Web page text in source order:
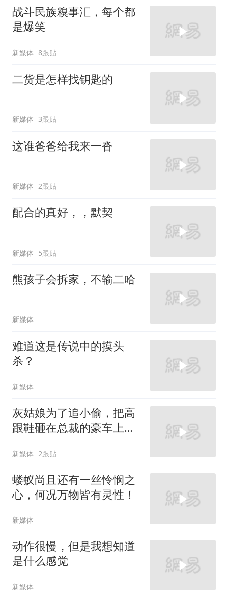
战斗民族糗事汇，每个都
是爆笑
新媒体 8跟贴
二货是怎样找钥匙的
新媒体 3跟贴
这谁爸爸给我来一沓
新媒体 2跟贴
配合的真好，，默契
新媒体 5跟贴
熊孩子会拆家，不输二哈
新媒体
难道这是传说中的摸头
杀？
新媒体
灰姑娘为了追小偷，把高
跟鞋砸在总裁的豪车上，
新媒体 2跟贴
蝼蚁尚且还有一丝怜悯之
心，何况万物皆有灵性！
新媒体
动作很慢，但是我想知道
是什么感觉
新媒体